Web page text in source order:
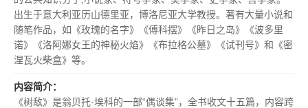
出生于意大利亚历山德里亚，博洛尼亚大学教授。著有大量小说和
随笔作品，如《玫瑰的名字》《傅科摆》《昨日之岛》《波多里
诺》《洛阿娜女王的神秘火焰》《布拉格公墓》《试刊号》和《密
涅瓦火柴盒》等。
内容简介：
《树敌》是翁贝托·埃科的一部“偶谈集”，全书收文十五篇，内容跨